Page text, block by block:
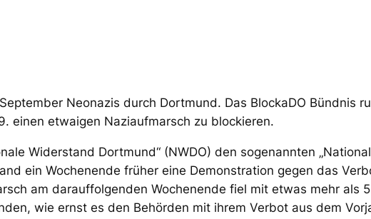
Neonazis durch Dortmund. Das BlockaDO Bündnis
einen etwaigen Naziaufmarsch zu blockieren.
Widerstand Dortmund“ (NWDO) den sogenannten
ein Wochenende früher eine Demonstration gegen das
am darauffolgenden Wochenende fiel mit etwas mehr als
wie ernst es den Behörden mit ihrem Verbot aus dem